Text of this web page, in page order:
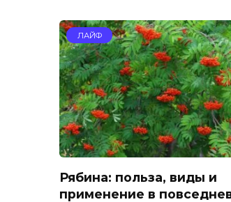
ЛАЙФ
Рябина: польза, виды и
применение в